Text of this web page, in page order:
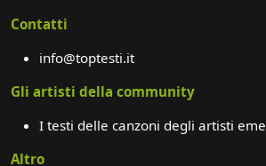
Contatti
info@toptesti.it
Gli artisti della community
I testi delle canzoni degli artisti
Altro